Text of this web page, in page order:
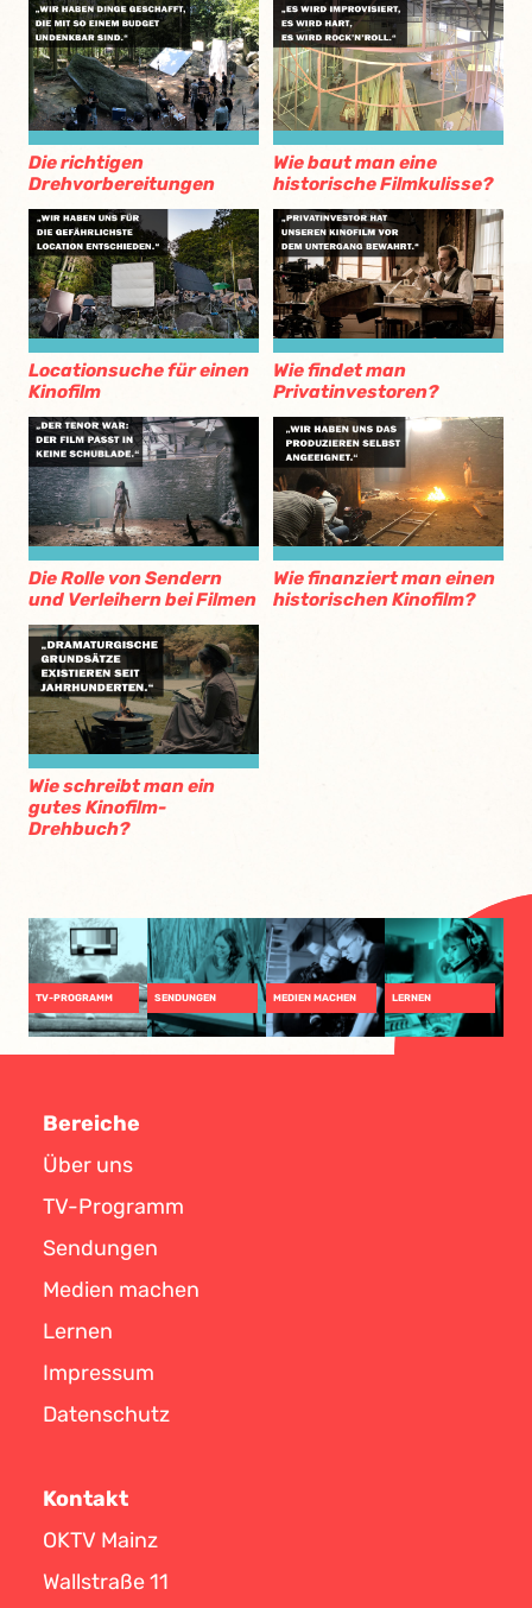
Die richtigen
Drehvorbereitungen
Wie baut man eine
historische Filmkulisse?
Locationsuche für einen
Kinofilm
Wie findet man
Privatinvestoren?
Die Rolle von Sendern
und Verleihern bei Filmen
Wie finanziert man einen
historischen Kinofilm?
Wie schreibt man ein
gutes Kinofilm-
Drehbuch?
TV-PROGRAMM SENDUNGEN MEDIEN MACHEN LERNEN
Bereiche
Über uns
TV-Programm
Sendungen
Medien machen
Lernen
Impressum
Datenschutz
Kontakt
OKTV Mainz
Wallstraße 11